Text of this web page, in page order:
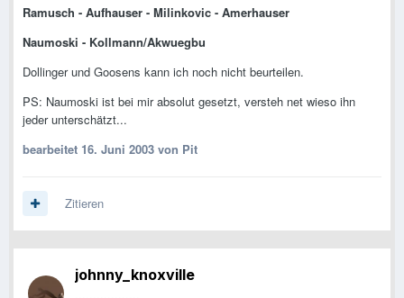
Ramusch - Aufhauser - Milinkovic - Amerhauser
Naumoski - Kollmann/Akwuegbu
Dollinger und Goosens kann ich noch nicht beurteilen.
PS: Naumoski ist bei mir absolut gesetzt, versteh net wieso ihn
jeder unterschätzt...
bearbeitet 16. Juni 2003 von Pit
Zitieren
johnny_knoxville